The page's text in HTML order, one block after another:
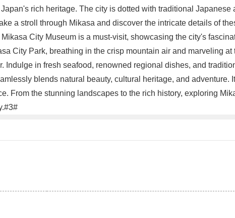
rich heritage. The city is dotted with traditional
a stroll through Mikasa and discover the intricate details of
City Museum is a must-visit, showcasing the city's
City Park, breathing in the crisp mountain air and marveling
Indulge in fresh seafood, renowned regional dishes, and
blends natural beauty, cultural heritage, and adventure.
From the stunning landscapes to the rich history, exploring